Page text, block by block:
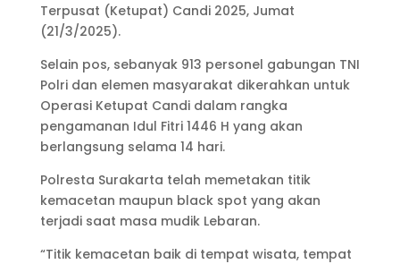
Terpusat (Ketupat) Candi 2025, Jumat
(21/3/2025).
Selain pos, sebanyak 913 personel gabungan TNI
Polri dan elemen masyarakat dikerahkan untuk
Operasi Ketupat Candi dalam rangka
pengamanan Idul Fitri 1446 H yang akan
berlangsung selama 14 hari.
Polresta Surakarta telah memetakan titik
kemacetan maupun black spot yang akan
terjadi saat masa mudik Lebaran.
“Titik kemacetan baik di tempat wisata, tempat